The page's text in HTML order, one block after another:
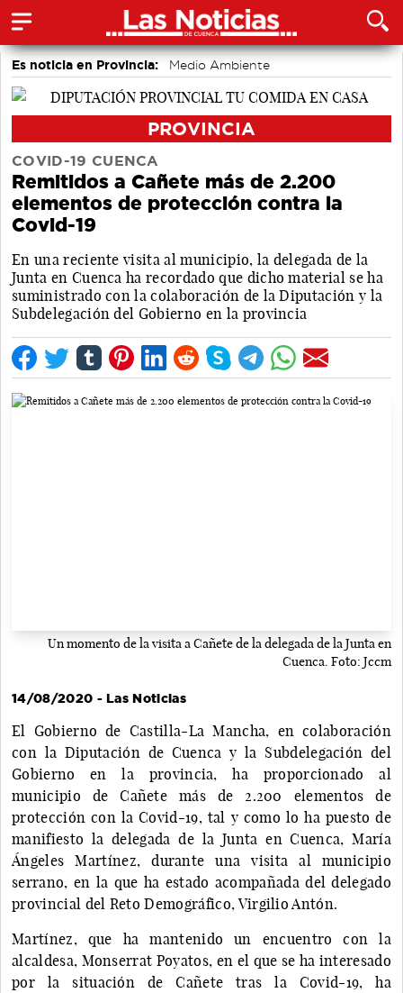
Es noticia en Provincia:
Medio Ambiente
accidentes laborales
PROVINCIA
COVID-19 CUENCA
Remitidos a Cañete más de 2.200
elementos de protección contra la
Covid-19
En una reciente visita al municipio, la delegada de la
Junta en Cuenca ha recordado que dicho material se ha
suministrado con la colaboración de la Diputación y la
Subdelegación del Gobierno en la provincia
Un momento de la visita a Cañete de la delegada de la Junta en
Cuenca. Foto: Jccm
14/08/2020 - Las Noticias
El Gobierno de Castilla-La Mancha, en colaboración
con la Diputación de Cuenca y la Subdelegación del
Gobierno en la provincia, ha proporcionado al
municipio de Cañete más de 2.200 elementos de
protección con la Covid-19, tal y como lo ha puesto de
manifiesto la delegada de la Junta en Cuenca, María
Ángeles Martínez, durante una visita al municipio
serrano, en la que ha estado acompañada del delegado
provincial del Reto Demográfico, Virgilio Antón.
Martínez, que ha mantenido un encuentro con la
alcaldesa, Monserrat Poyatos, en el que se ha interesado
por la situación de Cañete tras la Covid-19, ha